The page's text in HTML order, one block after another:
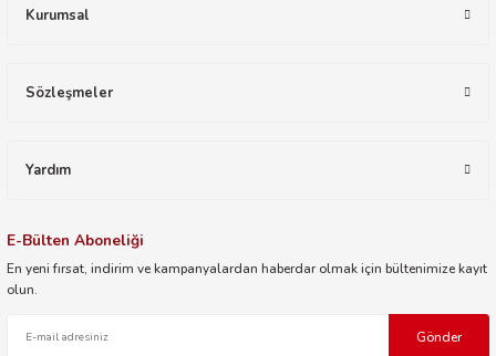
Kurumsal
Sözleşmeler
Yardım
E-Bülten Aboneliği
En yeni fırsat, indirim ve kampanyalardan haberdar olmak için bültenimize kayıt
olun.
Gönder